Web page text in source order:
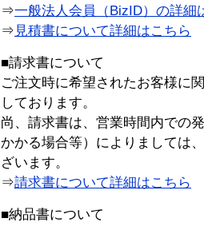
⇒一般法人会員（BizID）の詳細
⇒ 見積書について詳細はこちら
■請求書について
ご注文時に希望されたお客様に
しております。
尚、請求書は、営業時間内での
かかる場合等）によりましては
ざいます。
⇒請求書について詳細はこちら
■納品書について